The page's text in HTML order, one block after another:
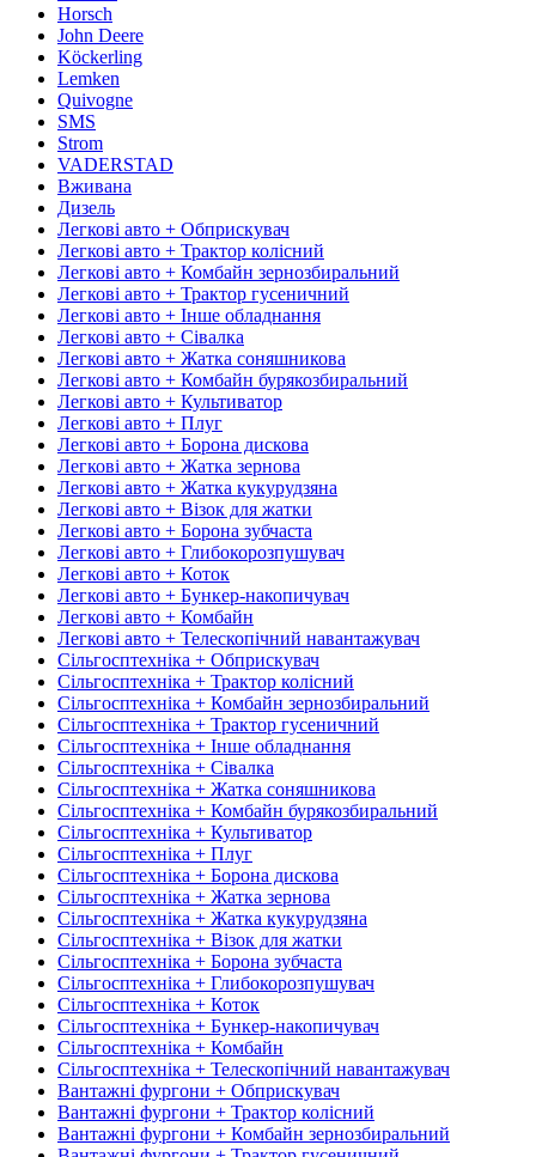
Horsch
John Deere
Köckerling
Lemken
Quivogne
SMS
Strom
VADERSTAD
Вживана
Дизель
Легкові авто + Обприскувач
Легкові авто + Трактор колісний
Легкові авто + Комбайн зернозбиральний
Легкові авто + Трактор гусеничний
Легкові авто + Інше обладнання
Легкові авто + Сівалка
Легкові авто + Жатка соняшникова
Легкові авто + Комбайн бурякозбиральний
Легкові авто + Культиватор
Легкові авто + Плуг
Легкові авто + Борона дискова
Легкові авто + Жатка зернова
Легкові авто + Жатка кукурудзяна
Легкові авто + Візок для жатки
Легкові авто + Борона зубчаста
Легкові авто + Глибокорозпушувач
Легкові авто + Коток
Легкові авто + Бункер-накопичувач
Легкові авто + Комбайн
Легкові авто + Телескопічний навантажувач
Сільгосптехніка + Обприскувач
Сільгосптехніка + Трактор колісний
Сільгосптехніка + Комбайн зернозбиральний
Сільгосптехніка + Трактор гусеничний
Сільгосптехніка + Інше обладнання
Сільгосптехніка + Сівалка
Сільгосптехніка + Жатка соняшникова
Сільгосптехніка + Комбайн бурякозбиральний
Сільгосптехніка + Культиватор
Сільгосптехніка + Плуг
Сільгосптехніка + Борона дискова
Сільгосптехніка + Жатка зернова
Сільгосптехніка + Жатка кукурудзяна
Сільгосптехніка + Візок для жатки
Сільгосптехніка + Борона зубчаста
Сільгосптехніка + Глибокорозпушувач
Сільгосптехніка + Коток
Сільгосптехніка + Бункер-накопичувач
Сільгосптехніка + Комбайн
Сільгосптехніка + Телескопічний навантажувач
Вантажні фургони + Обприскувач
Вантажні фургони + Трактор колісний
Вантажні фургони + Комбайн зернозбиральний